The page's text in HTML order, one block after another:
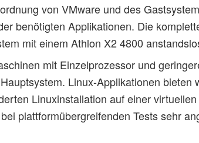
von VMware und des
benötigten Applikationen. Die
mit einem Athlon X2 4800
mit Einzelprozessor und
Linux-Applikationen bieten
Linuxinstallation auf einer
plattformübergreifenden Tests sehr